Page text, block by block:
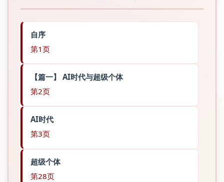
自序
第1页
【篇一】 AI时代与超级个体
第2页
AI时代
第3页
超级个体
第28页